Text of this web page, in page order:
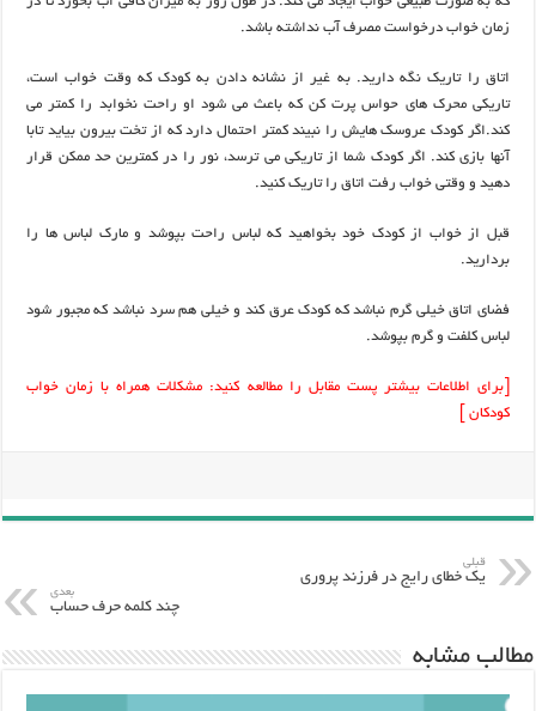
زمان خواب درخواست مصرف آب نداشته باشد.
اتاق را تاریک نگه دارید. به غیر از نشانه دادن به کودک که وقت خواب است،
تاریکی محرک های حواس پرت کن که باعث می شود او راحت نخوابد را کمتر می
کند.اگر کودک عروسک هایش را نبیند کمتر احتمال دارد که از تخت بیرون بیاید تابا
آنها بازی کند. اگر کودک شما از تاریکی می ترسد، نور را در کمترین حد ممکن قرار
دهید و وقتی خواب رفت اتاق را تاریک کنید.
قبل از خواب از کودک خود بخواهید که لباس راحت بپوشد و مارک لباس ها را
بردارید.
فضای اتاق خیلی گرم نباشد که کودک عرق کند و خیلی هم سرد نباشد که مجبور شود
لباس کلفت و گرم بپوشد.
[برای اطلاعات بیشتر پست مقابل را مطالعه کنید: مشکلات همراه با زمان خواب
کودکان
قبلی
یک خطای رایج در فرزند پروری
بعدی
چند کلمه حرف حساب
مطالب مشابه